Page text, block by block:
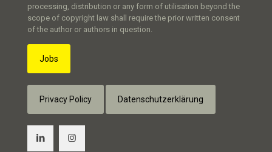
processing, distribution or any form of utilisation beyond the
scope of copyright law shall require the prior written consent
of the author or authors in question.
Jobs
Privacy Policy Datenschutzerklärung